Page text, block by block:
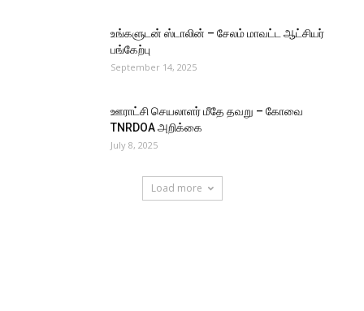
உங்களுடன் ஸ்டாலின் – சேலம் மாவட்ட ஆட்சியர்
பங்கேற்பு
September 14, 2025
ஊராட்சி செயலாளர் மீதே தவறு – கோவை
TNRDOA அறிக்கை
July 8, 2025
Load more